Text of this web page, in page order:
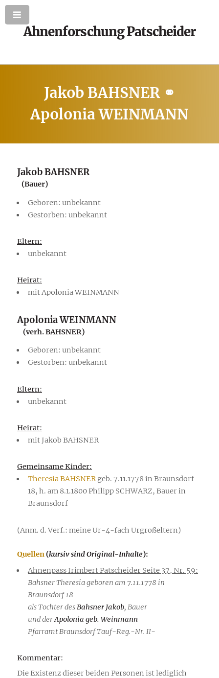
Ahnenforschung Patscheider
Jakob BAHSNER ⚭
Apolonia WEINMANN
Jakob BAHSNER
(Bauer)
Geboren: unbekannt
Gestorben: unbekannt
Eltern:
unbekannt
Heirat:
mit Apolonia WEINMANN
Apolonia WEINMANN
(verh. BAHSNER)
Geboren: unbekannt
Gestorben: unbekannt
Eltern:
unbekannt
Heirat:
mit Jakob BAHSNER
Gemeinsame Kinder:
Theresia BAHSNERgeb. 7.11.1778 in Braunsdorf
18, h. am 8.1.1800 Philipp SCHWARZ, Bauer in
Braunsdorf
(Anm. d. Verf.: meine Ur-4-fach Urgroßeltern)
Quellen (kursiv sind Original-Inhalte):
Ahnenpass Irimbert Patscheider Seite 37, Nr. 59:
Bahsner Theresia geboren am 7.11.1778 in
Braunsdorf 18
als Tochter des Bahsner Jakob, Bauer
und derApolonia geb. Weinmann
Pfarramt Braunsdorf Tauf-Reg.-Nr. II-
Kommentar:
Die Existenz dieser beiden Personen ist lediglich